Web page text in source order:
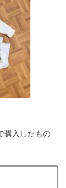
購入したもの